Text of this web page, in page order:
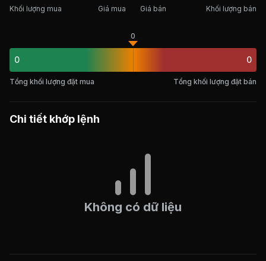
Khối lượng mua Giá mua Giá bán Khối lượng bán
0
0
0
Tổng khối lượng đặt mua Tổng khối lượng đặt bán
Chi tiết khớp lệnh
Không có dữ liệu